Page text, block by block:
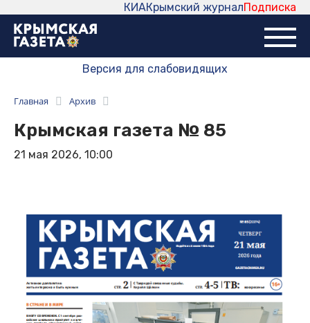
Подписка
Крымский журнал
КИА
Версия для слабовидящих
Главная Архив
Крымская газета № 85
21 мая 2026, 10:00